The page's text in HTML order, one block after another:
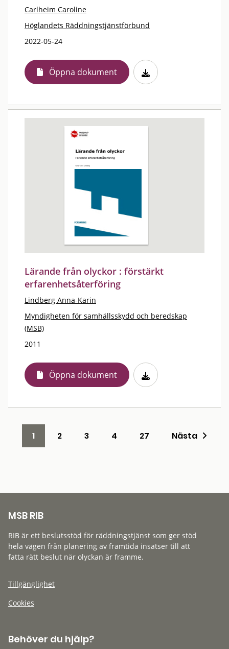
Carlheim Caroline
Höglandets Räddningstjänstförbund
2022-05-24
Öppna dokument
Lärande från olyckor : förstärkt
erfarenhetsåterföring
Lindberg Anna-Karin
Myndigheten för samhällsskydd och beredskap
(MSB)
2011
Öppna dokument
1 2 3 4 27 Nästa
MSB RIB
RIB är ett beslutsstöd för räddningstjänst som ger stöd
hela vägen från planering av framtida insatser till att
fatta rätt beslut när olyckan är framme.
Tillgänglighet
Cookies
Behöver du hjälp?